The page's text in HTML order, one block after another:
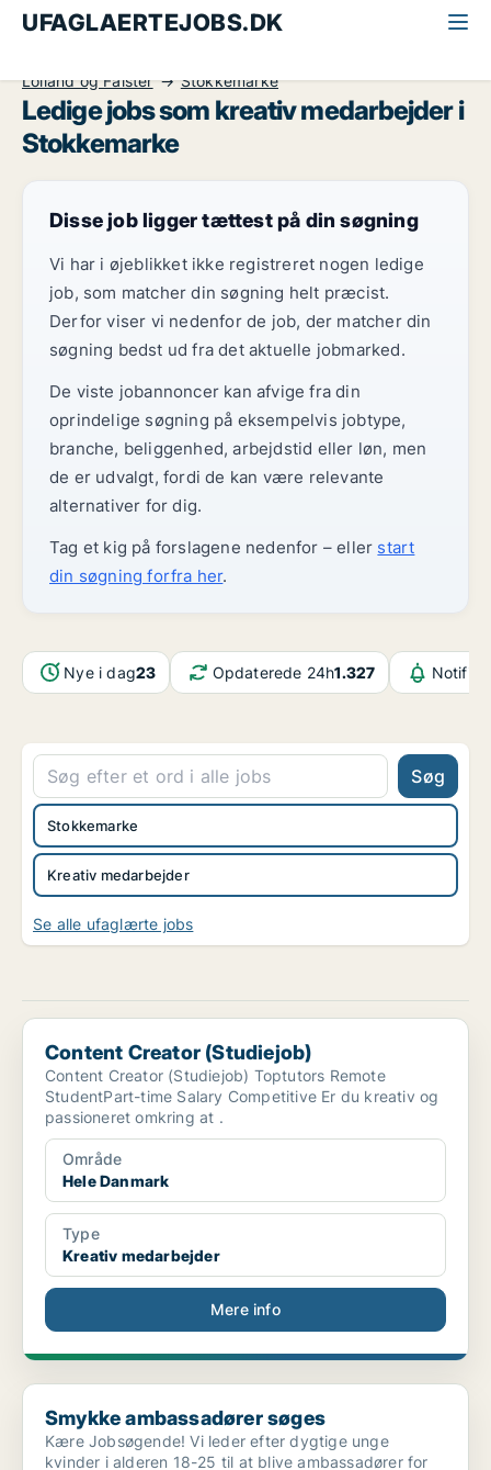
UFAGLAERTEJOBS.DK
Lolland og Falster
Stokkemarke
Ledige jobs som kreativ medarbejder i
Stokkemarke
Disse job ligger tættest på din søgning
Vi har i øjeblikket ikke registreret nogen ledige
job, som matcher din søgning helt præcist.
Derfor viser vi nedenfor de job, der matcher din
søgning bedst ud fra det aktuelle jobmarked.
De viste jobannoncer kan afvige fra din
oprindelige søgning på eksempelvis jobtype,
branche, beliggenhed, arbejdstid eller løn, men
de er udvalgt, fordi de kan være relevante
alternativer for dig.
Tag et kig på forslagene nedenfor – eller start
din søgning forfra her.
Nye i dag23 Opdaterede 24h1.327
Søg
Kreativ medarbejder
Stokkemarke
Se alle ufaglærte jobs
Content Creator (Studiejob)
Content Creator (Studiejob)
Content Creator (Studiejob) Toptutors Remote
StudentPart-time Salary Competitive Er du kreativ og
passioneret omkring at .
Område
Hele Danmark
Type
Kreativ medarbejder
Mere info
Smykke ambassadører søges
Smykke ambassadører søges
Kære Jobsøgende! Vi leder efter dygtige unge
kvinder i alderen 18-25 til at blive ambassadører for